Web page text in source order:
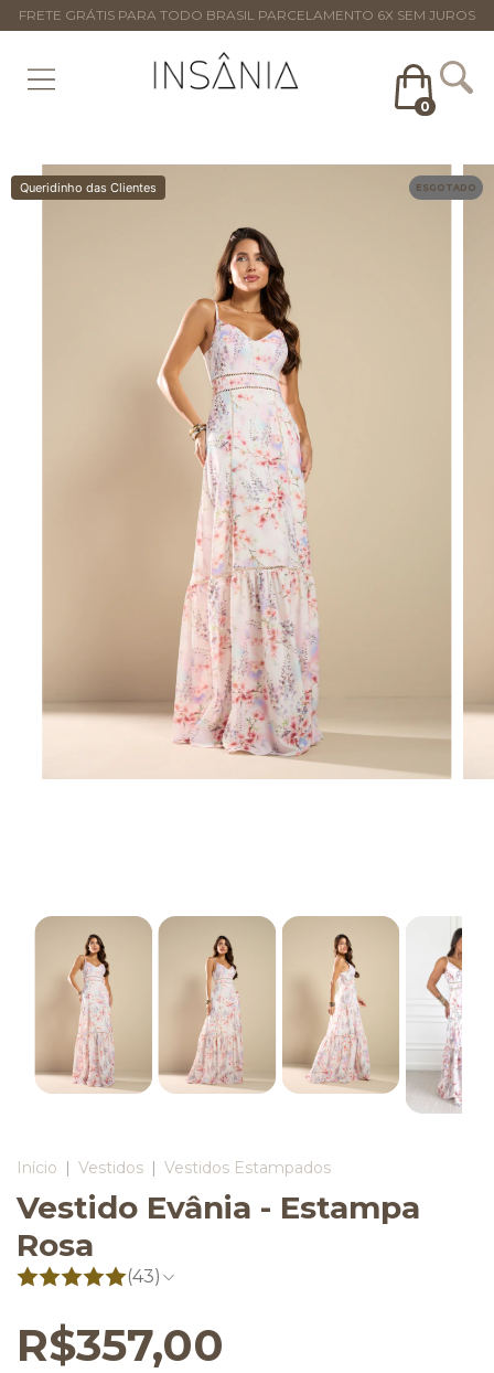
FRETE GRÁTIS PARA TODO BRASIL PARCELAMENTO 6X SEM JUROS
0
ESGOTADO
Queridinho das Clientes
Início | Vestidos | Vestidos Estampados
Vestido Evânia - Estampa
Rosa
(43)
R$357,00